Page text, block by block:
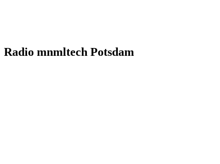
Radio mnmltech Potsdam